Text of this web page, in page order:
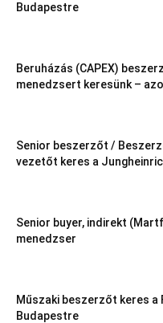
Budapestre
Beruházás (CAPEX)
menedzsert keresünk –
Senior beszerzőt /
vezetőt keres a
Senior buyer, indirekt
menedzser
Műszaki beszerzőt keres a
Budapestre